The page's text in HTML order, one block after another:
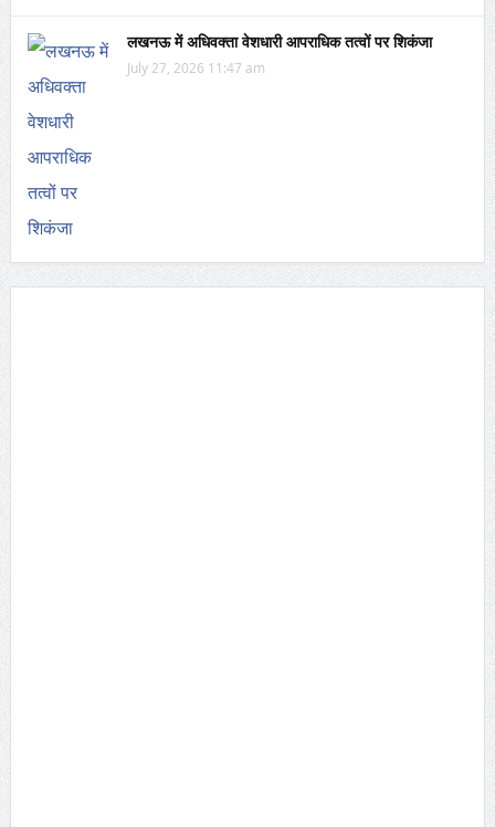
लखनऊ में अधिवक्ता वेशधारी आपराधिक तत्वों पर शिकंजा
July 27, 2026 11:47 am